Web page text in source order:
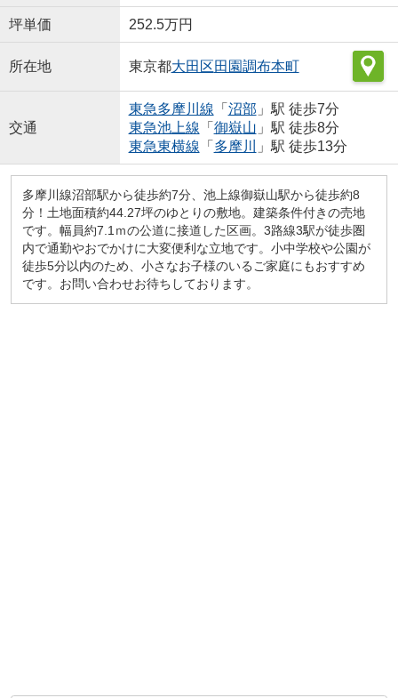
坪単価 252.5万円
所在地 東京都大田区田園調布本町
交通
東急多摩川線 「 沼部 」駅 徒歩7分
東急池上線 「 御嶽山 」駅 徒歩8分
東急東横線 「 多摩川 」駅 徒歩13分
多摩川線沼部駅から徒歩約7分、池上線御嶽山駅から徒歩約8
分！土地面積約44.27坪のゆとりの敷地。建築条件付きの売地
です。幅員約7.1ｍの公道に接道した区画。3路線3駅が徒歩圏
内で通勤やおでかけに大変便利な立地です。小中学校や公園が
徒歩5分以内のため、小さなお子様のいるご家庭にもおすすめ
です。お問い合わせお待ちしております。